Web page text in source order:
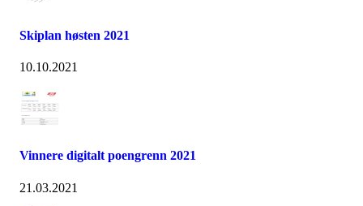
Skiplan høsten 2021
10.10.2021
Vinnere digitalt poengrenn 2021
21.03.2021